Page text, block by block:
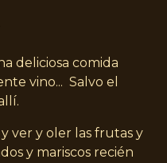
deliciosa comida
vino... Salvo el
ver y oler las frutas y
y mariscos recién